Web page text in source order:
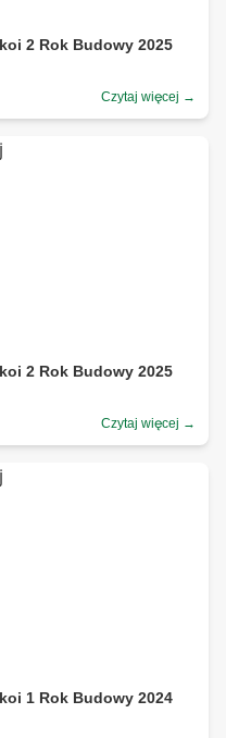
2 Rok Budowy 2025
Czytaj więcej →
2 Rok Budowy 2025
Czytaj więcej →
1 Rok Budowy 2024